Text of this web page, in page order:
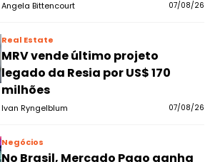
Angela Bittencourt 07/08/26
Real Estate
MRV vende último projeto
legado da Resia por US$ 170
milhões
Ivan Ryngelblum 07/08/26
Negócios
No Brasil, Mercado Pago ganha